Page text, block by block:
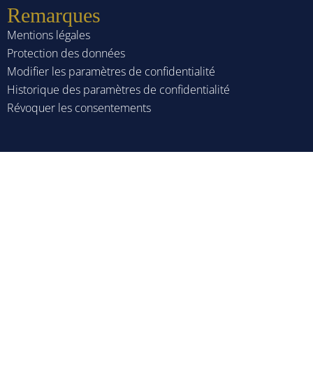
Remarques
Mentions légales
Protection des données
Modifier les paramètres de confidentialité
Historique des paramètres de confidentialité
Révoquer les consentements